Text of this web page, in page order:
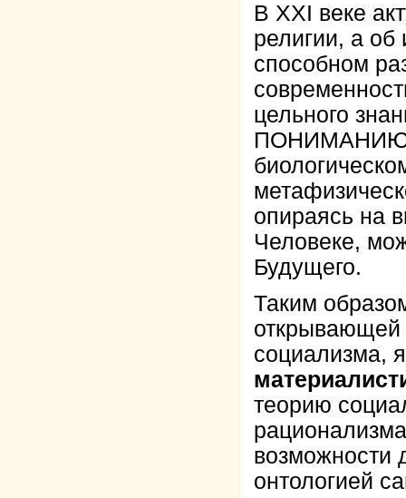
В XXI веке
религии, а об
способном
цельного
ПОНИМАНИЮ
опираясь на
Человеке,
Будущего.
Таким
открывающей
социализма,
теорию
возможности
онтологией